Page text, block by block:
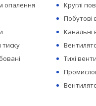
опалення
Круглі
Побутові
Канальні
Тихі